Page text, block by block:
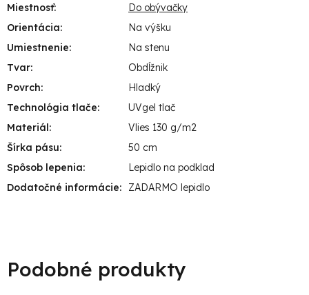
Miestnosť:
Do obývačky
Orientácia:
Na výšku
Umiestnenie:
Na stenu
Tvar:
Obdĺžnik
Povrch:
Hladký
Technológia tlače:
UVgel tlač
Materiál:
Vlies 130 g/m2
Šírka pásu:
50 cm
Spôsob lepenia:
Lepidlo na podklad
Dodatočné informácie: ZADARMO lepidlo